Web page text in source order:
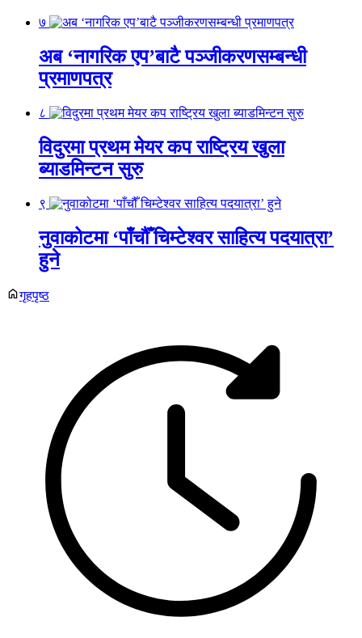
७
अब ‘नागरिक एप’बाटै पञ्जीकरणसम्बन्धी
प्रमाणपत्र
८
विदुरमा प्रथम मेयर कप राष्ट्रिय खुला
ब्याडमिन्टन सुरु
९
नुवाकोटमा ‘पाँचौँ चिम्टेश्वर साहित्य पदयात्रा’
हुने
गृहपृष्ठ